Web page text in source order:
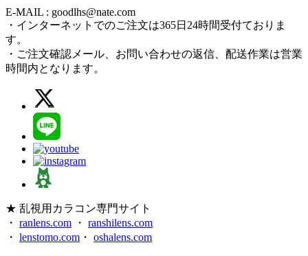
E-MAIL : goodlhs@nate.com
・インターネットでのご注文は365日24時間受付ておりま
す。
・ご注文確認メール、お問い合わせの返信、配送作業は営業
時間内となります。
★ 乱視用カラコン専門サイト
・ ranlens.com ・ ranshilens.com
・ lenstomo.com ・ oshalens.com